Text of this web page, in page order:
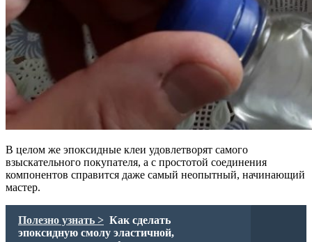
В целом же эпоксидные клеи удовлетворят самого
взыскательного покупателя, а с простотой соединения
компонентов справится даже самый неопытный, начинающий
мастер.
Полезно узнать > Как сделать
эпоксидную смолу эластичной,